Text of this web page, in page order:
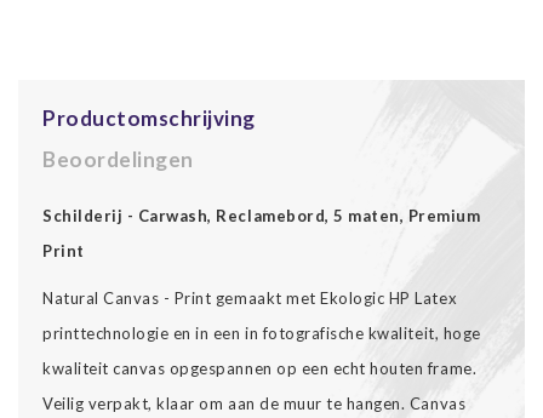
Productomschrijving
Beoordelingen
Schilderij - Carwash, Reclamebord, 5 maten, Premium
Print
Natural Canvas - Print gemaakt met Ekologic HP Latex
printtechnologie en in een in fotografische kwaliteit, hoge
kwaliteit canvas opgespannen op een echt houten frame.
Veilig verpakt, klaar om aan de muur te hangen. Canvas